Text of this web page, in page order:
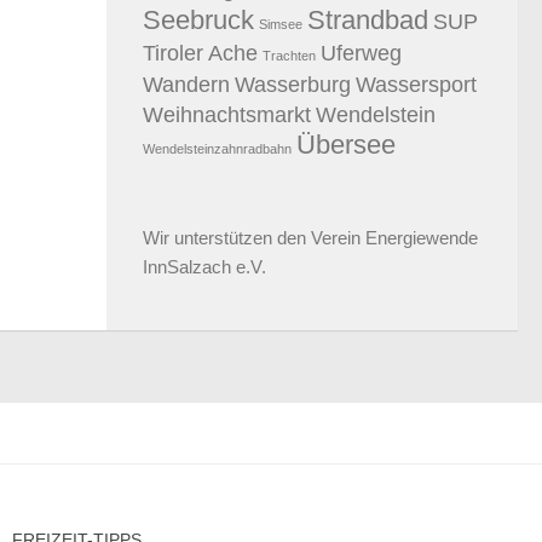
Seebruck Simsee Strandbad SUP
Tiroler Ache Trachten Uferweg
Wandern Wasserburg Wassersport
Weihnachtsmarkt Wendelstein
Wendelsteinzahnradbahn Übersee
Wir unterstützen den Verein Energiewende
InnSalzach e.V.